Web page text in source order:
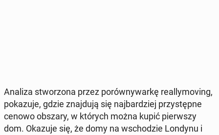
Analiza stwo­rzo­na przez po­rów­ny­war­kę re­al­ly­mo­ving,
po­ka­zu­je, gdzie znaj­du­ją się naj­bar­dziej przy­stęp­ne
cenowo obszary, w których można kupić pierw­szy
dom. Okazuje się, że domy na wscho­dzie Londynu i